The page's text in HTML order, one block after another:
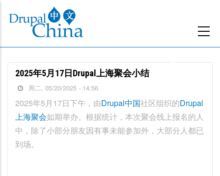
主
要
2025年5月17日Drupal上海聚会小结
周二, 05/20/2025 - 14:56
2025年5月17日下午，由Drupal中国社区组织的Drupal
上海聚会如期举办。根据统计，本次聚会线上报名的人
中，除了小部分朋友因有事未能参加外，大部分人都已
到场。